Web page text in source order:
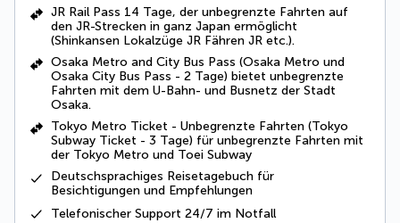
JR Rail Pass 14 Tage, der unbegrenzte Fahrten auf
den JR-Strecken in ganz Japan ermöglicht
(Shinkansen Lokalzüge JR Fähren JR etc.).
Osaka Metro and City Bus Pass (Osaka Metro und
Osaka City Bus Pass - 2 Tage) bietet unbegrenzte
Fahrten mit dem U-Bahn- und Busnetz der Stadt
Osaka.
Tokyo Metro Ticket - Unbegrenzte Fahrten (Tokyo
Subway Ticket - 3 Tage) für unbegrenzte Fahrten mit
der Tokyo Metro und Toei Subway
Deutschsprachiges Reisetagebuch für
Besichtigungen und Empfehlungen
Telefonischer Support 24/7 im Notfall